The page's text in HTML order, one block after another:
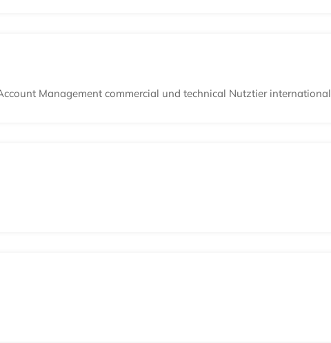
Management commercial und technical Nutztier international